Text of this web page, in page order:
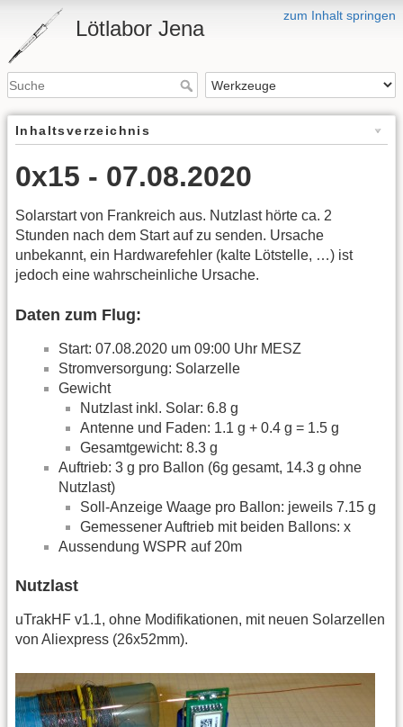
zum Inhalt springen
Lötlabor Jena
Inhaltsverzeichnis
0x15 - 07.08.2020
Solarstart von Frankreich aus. Nutzlast hörte ca. 2
Stunden nach dem Start auf zu senden. Ursache
unbekannt, ein Hardwarefehler (kalte Lötstelle, …) ist
jedoch eine wahrscheinliche Ursache.
Daten zum Flug:
Start: 07.08.2020 um 09:00 Uhr MESZ
Stromversorgung: Solarzelle
Gewicht
Nutzlast inkl. Solar: 6.8 g
Antenne und Faden: 1.1 g + 0.4 g = 1.5 g
Gesamtgewicht: 8.3 g
Auftrieb: 3 g pro Ballon (6g gesamt, 14.3 g ohne
Nutzlast)
Soll-Anzeige Waage pro Ballon: jeweils 7.15 g
Gemessener Auftrieb mit beiden Ballons: x
Aussendung WSPR auf 20m
Nutzlast
uTrakHF v1.1, ohne Modifikationen, mit neuen Solarzellen
von Aliexpress (26x52mm).